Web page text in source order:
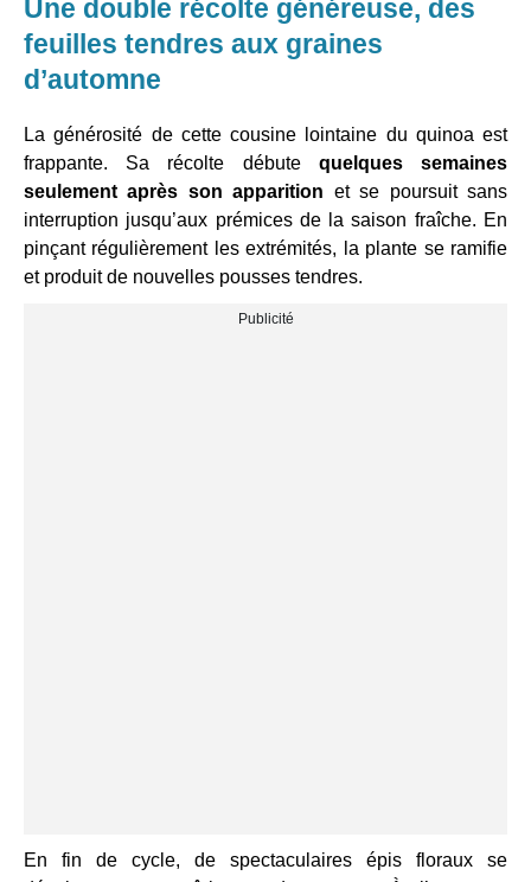
Une double récolte généreuse, des
feuilles tendres aux graines
d’automne
La générosité de cette cousine lointaine du quinoa est
frappante. Sa récolte débute quelques semaines
seulement après son apparition et se poursuit sans
interruption jusqu’aux prémices de la saison fraîche. En
pinçant régulièrement les extrémités, la plante se ramifie
et produit de nouvelles pousses tendres.
En fin de cycle, de spectaculaires épis floraux se